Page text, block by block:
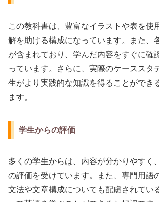
この教科書は、豊富なイラストや表を使
解を助ける構成になっています。また、
が含まれており、学んだ内容をすぐに確
っています。さらに、実際のケーススタ
生がより実践的な知識を得ることができ
ます。
学生からの評価
多くの学生からは、内容が分かりやすく
の評価を受けています。また、専門用語
文法や文章構成についても配慮されてい